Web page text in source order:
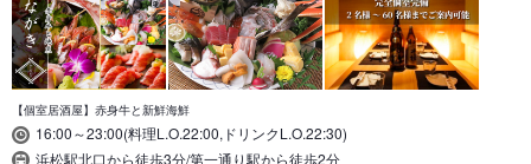
【個室居酒屋】赤身牛と新鮮海鮮
16:00～23:00(料理L.O.22:00,ドリンクL.O.22:30)
浜松駅北口から徒歩3分/第一通り駅から徒歩2分